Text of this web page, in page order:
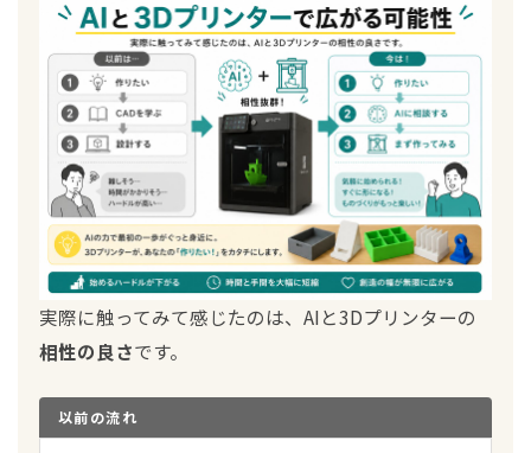
実際に触ってみて感じたのは、AIと3Dプリンターの
相性の良さです。
以前の流れ